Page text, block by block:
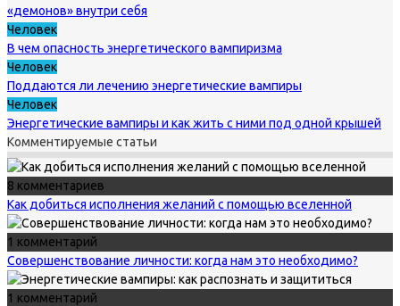
«демонов» внутри себя
Человек
В чем опасность энергетического вампиризма
Человек
Поддаются ли лечению энергетические вампиры
Человек
Энергетические вампиры и как жить с ними под одной крышей
Комментируемые статьи
8 комментариев
Как добиться исполнения желаний с помощью вселенной
1 комментарий
Совершенствование личности: когда нам это необходимо?
1 комментарий